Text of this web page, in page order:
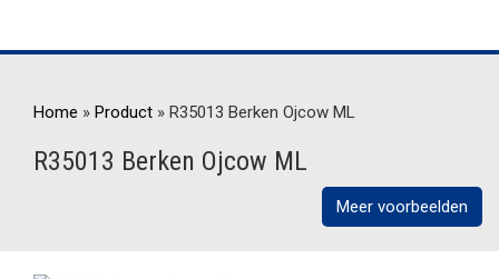
Home » Product » R35013 Berken Ojcow ML
R35013 Berken Ojcow ML
Meer voorbeelden